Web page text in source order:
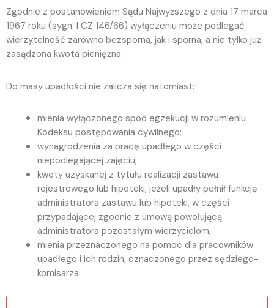
Zgodnie z postanowieniem Sądu Najwyższego z dnia 17 marca
1967 roku (sygn. I CZ 146/66) wyłączeniu może podlegać
wierzytelność zarówno bezsporna, jak i sporna, a nie tylko już
zasądzona kwota pieniężna.
Do masy upadłości nie zalicza się natomiast:
mienia wyłączonego spod egzekucji w rozumieniu
Kodeksu postępowania cywilnego;
wynagrodzenia za pracę upadłego w części
niepodlegającej zajęciu;
kwoty uzyskanej z tytułu realizacji zastawu
rejestrowego lub hipoteki, jeżeli upadły pełnił funkcję
administratora zastawu lub hipoteki, w części
przypadającej zgodnie z umową powołującą
administratora pozostałym wierzycielom;
mienia przeznaczonego na pomoc dla pracowników
upadłego i ich rodzin, oznaczonego przez sędziego-
komisarza.